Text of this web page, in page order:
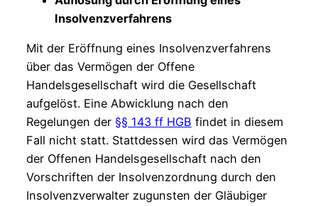
Insolvenzverfahrens
Mit der Eröffnung eines Insolvenzverfahrens
über das Vermögen der Offene
Handelsgesellschaft wird die Gesellschaft
aufgelöst. Eine Abwicklung nach den
Regelungen der §§ 143 ff HGB findet in diesem
Fall nicht statt. Stattdessen wird das Vermögen
der Offenen Handelsgesellschaft nach den
Vorschriften der Insolvenzordnung durch den
Insolvenzverwalter zugunsten der Gläubiger